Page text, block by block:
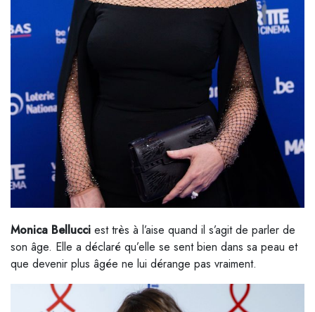
Monica Bellucci est très à l’aise quand il s’agit de parler de
son âge. Elle a déclaré qu’elle se sent bien dans sa peau et
que devenir plus âgée ne lui dérange pas vraiment.